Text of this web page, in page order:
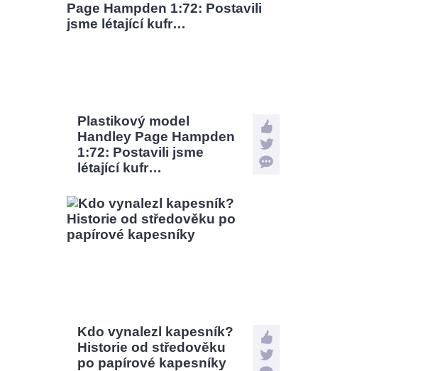
Plastikový model
Handley Page Hampden
1:72: Postavili jsme
létající kufr…
Kdo vynalezl kapesník?
Historie od středověku
po papírové kapesníky